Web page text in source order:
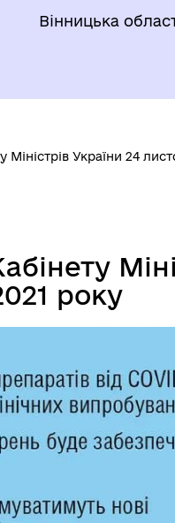
Вінницька
Міністрів України 24
року